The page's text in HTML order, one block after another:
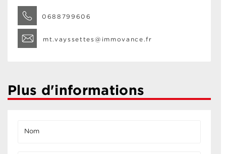
0688799606
mt.vayssettes@immovance.fr
Plus d'informations